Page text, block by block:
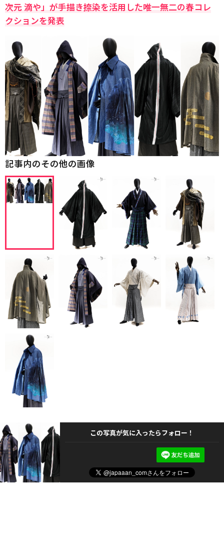
次元 滴や」が手描き捺染を活用した唯一無二の春コレ
クションを発表
記事内のその他の画像
この写真が気に入ったらフォロー！